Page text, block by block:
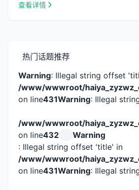
查看详情
热门话题推荐
Warning: Illegal string offset
/www/wwwroot/
on line431Warning: Illegal
/www/wwwroot/
on line432
Warning
: Illegal string offset 'title' in
/www/wwwroot/
on line431Warning: Illegal